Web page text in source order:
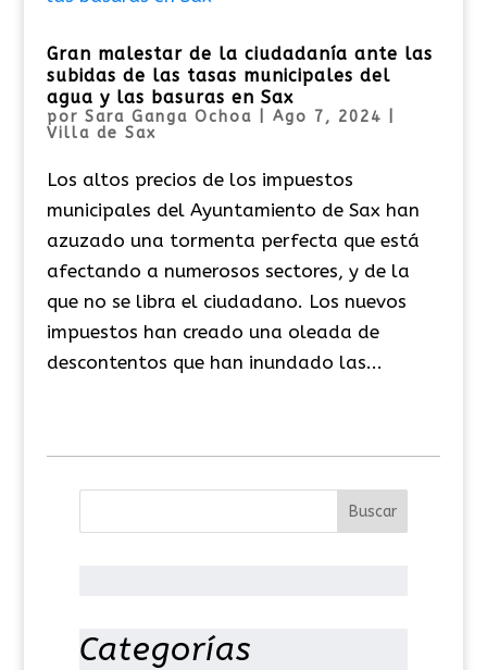
Gran malestar de la ciudadanía ante las
subidas de las tasas municipales del
agua y las basuras en Sax
por Sara Ganga Ochoa Ago 7, 2024
Villa de Sax
Los altos precios de los impuestos
municipales del Ayuntamiento de Sax han
azuzado una tormenta perfecta que está
afectando a numerosos sectores, y de la
que no se libra el ciudadano. Los nuevos
impuestos han creado una oleada de
descontentos que han inundado las...
Categorías